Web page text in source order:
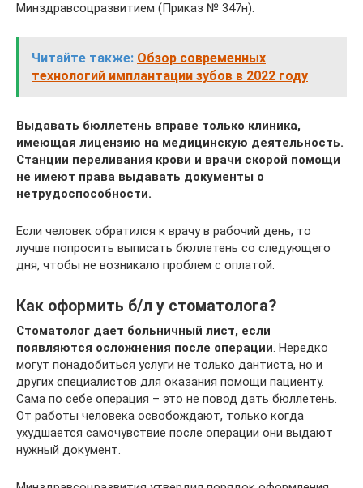
Минздравсоцразвитием (Приказ № 347н).
Читайте также: Обзор современных
технологий имплантации зубов в 2022 году
Выдавать бюллетень вправе только клиника,
имеющая лицензию на медицинскую деятельность.
Станции переливания крови и врачи скорой помощи
не имеют права выдавать документы о
нетрудоспособности.
Если человек обратился к врачу в рабочий день, то
лучше попросить выписать бюллетень со следующего
дня, чтобы не возникало проблем с оплатой.
Как оформить б/л у стоматолога?
Стоматолог дает больничный лист, если
появляются осложнения после операции. Нередко
могут понадобиться услуги не только дантиста, но и
других специалистов для оказания помощи пациенту.
Сама по себе операция – это не повод дать бюллетень.
От работы человека освобождают, только когда
ухудшается самочувствие после операции они выдают
нужный документ.